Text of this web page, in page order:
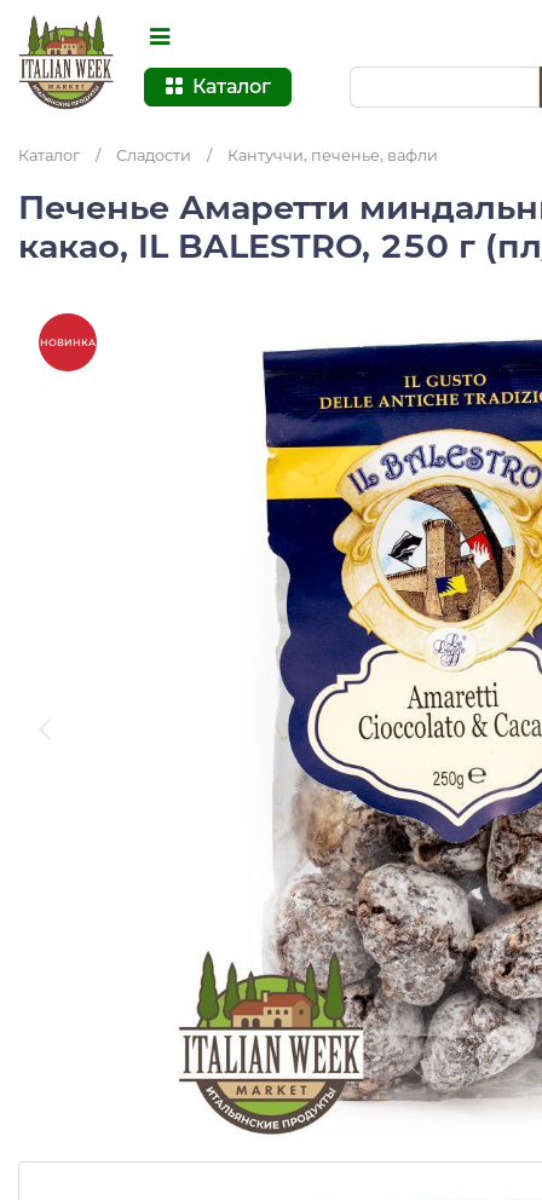
Каталог
Каталог / Сладости / Кантуччи, печенье, вафли
Печенье Амаретти
какао, IL BALESTRO, 250 г
НОВИНКА